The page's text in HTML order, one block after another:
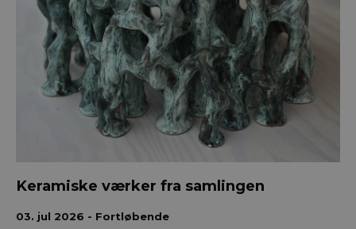
Keramiske værker fra samlingen
03. jul 2026 - Fortløbende